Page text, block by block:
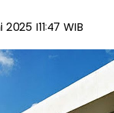
2025 |11:47 WIB